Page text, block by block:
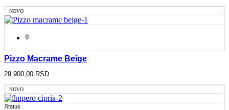
NOVO
Pizzo Macrame Beige
29.900,00 RSD
NOVO
Status